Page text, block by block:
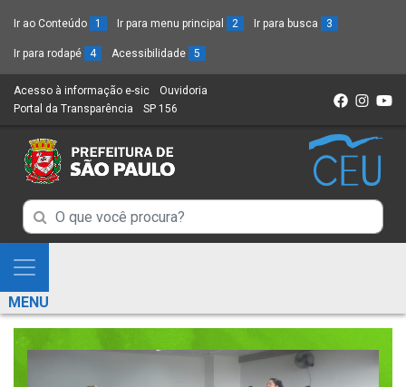
Ir ao Conteúdo 1 Ir para menu principal 2 Ir para busca 3
Ir para rodapé 4 Acessibilidade 5
Acesso à informação e-sic (Link
para
novo
sítio)
Ouvidoria
Portal da Transparência (Link
um
novo
SP 156
Campo
de
Busca
de
informações
Campo
de
de
informações
Mostra
e
Esconde
Menu
MENU